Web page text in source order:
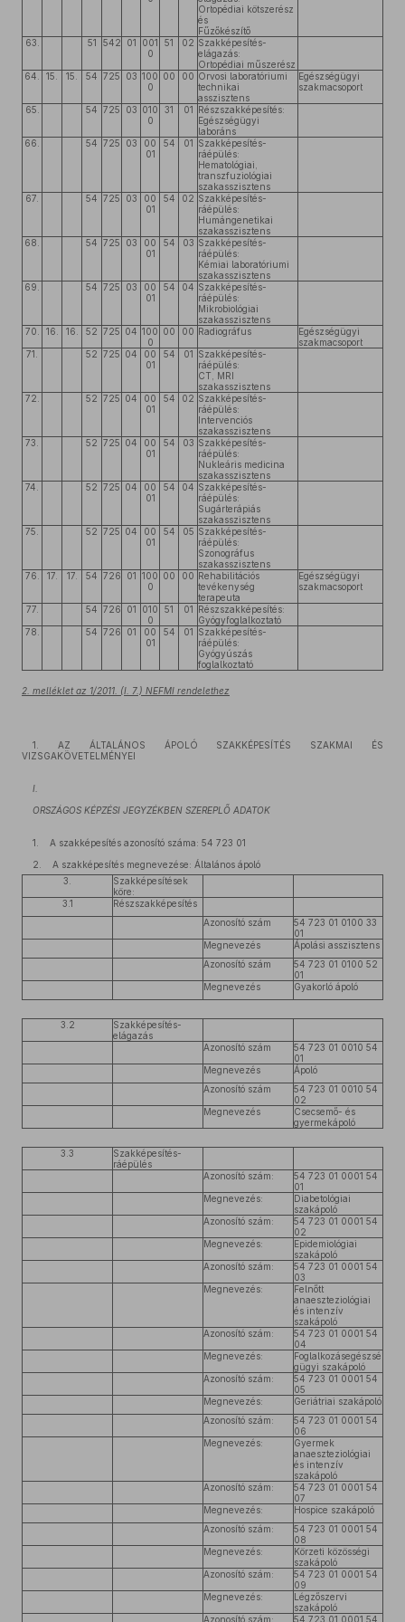
Ortopédiai kötszerész
és
Fűzőkészítő
63.
51 542 01
001
0
51 02 Szakképesítés-
elágazás:
Ortopédiai műszerész
64.
15. 15. 54 725 03 100
0
00 00 Orvosi laboratóriumi
technikai
asszisztens
Egészségügyi
szakmacsoport
65. 54 725 03 010
0
31 01 Részszakképesítés:
Egészségügyi
laboráns
66.
54 725 03
00
01
54 01 Szakképesítés-
ráépülés:
Hematológiai,
transzfuziológiai
szakasszisztens
67.
54 725 03
00
01
54 02 Szakképesítés-
ráépülés:
Humángenetikai
szakasszisztens
68.
54 725 03
00
01
54 03 Szakképesítés-
ráépülés:
Kémiai laboratóriumi
szakasszisztens
69.
54 725 03
00
01
54 04 Szakképesítés-
ráépülés:
Mikrobiológiai
szakasszisztens
70.
16. 16. 52 725 04 100
0
00 00 Radiográfus
Egészségügyi
szakmacsoport
71.
52 725 04
00
01
54 01 Szakképesítés-
ráépülés:
CT, MRI
szakasszisztens
72.
52 725 04
00
01
54 02 Szakképesítés-
ráépülés:
Intervenciós
szakasszisztens
73.
52 725 04
00
01
54 03 Szakképesítés-
ráépülés:
Nukleáris medicina
szakasszisztens
74.
52 725 04
00
01
54 04 Szakképesítés-
ráépülés:
Sugárterápiás
szakasszisztens
75.
52 725 04
00
01
54 05 Szakképesítés-
ráépülés:
Szonográfus
szakasszisztens
76.
17. 17. 54 726 01 100
0
00 00 Rehabilitációs
tevékenység
terapeuta
Egészségügyi
szakmacsoport
77. 54 726 01
010
0
51 01 Részszakképesítés:
Gyógyfoglalkoztató
78.
54 726 01
00
01
54 01 Szakképesítés-
ráépülés:
Gyógyúszás
foglalkoztató
2. melléklet az 1/2011. (I. 7.) NEFMI rendelethez
1. AZ ÁLTALÁNOS ÁPOLÓ SZAKKÉPESÍTÉS SZAKMAI ÉS
VIZSGAKÖVETELMÉNYEI
I.
ORSZÁGOS KÉPZÉSI JEGYZÉKBEN SZEREPLŐ ADATOK
1. A szakképesítés azonosító száma: 54 723 01
2. A szakképesítés megnevezése: Általános ápoló
3.
Szakképesítések
köre:
3.1
Részszakképesítés
Azonosító szám
54 723 01 0100 33
01
Megnevezés
Ápolási asszisztens
Azonosító szám
54 723 01 0100 52
01
Megnevezés
Gyakorló ápoló
3.2
Szakképesítés-
elágazás
Azonosító szám
54 723 01 0010 54
01
Megnevezés
Ápoló
Azonosító szám
54 723 01 0010 54
02
Megnevezés
Csecsemő- és
gyermekápoló
3.3
Szakképesítés-
ráépülés
Azonosító szám:
54 723 01 0001 54
01
Megnevezés:
Diabetológiai
szakápoló
Azonosító szám:
54 723 01 0001 54
02
Megnevezés:
Epidemiológiai
szakápoló
Azonosító szám:
54 723 01 0001 54
03
Megnevezés:
Felnőtt
anaeszteziológiai
és intenzív
szakápoló
Azonosító szám:
54 723 01 0001 54
04
Megnevezés:
Foglalkozásegészsé
gügyi szakápoló
Azonosító szám:
54 723 01 0001 54
05
Megnevezés:
Geriátriai szakápoló
Azonosító szám:
54 723 01 0001 54
06
Megnevezés:
Gyermek
anaeszteziológiai
és intenzív
szakápoló
Azonosító szám:
54 723 01 0001 54
07
Megnevezés:
Hospice szakápoló
Azonosító szám:
54 723 01 0001 54
08
Megnevezés:
Körzeti közösségi
szakápoló
Azonosító szám:
54 723 01 0001 54
09
Megnevezés:
Légzőszervi
szakápoló
Azonosító szám:
54 723 01 0001 54